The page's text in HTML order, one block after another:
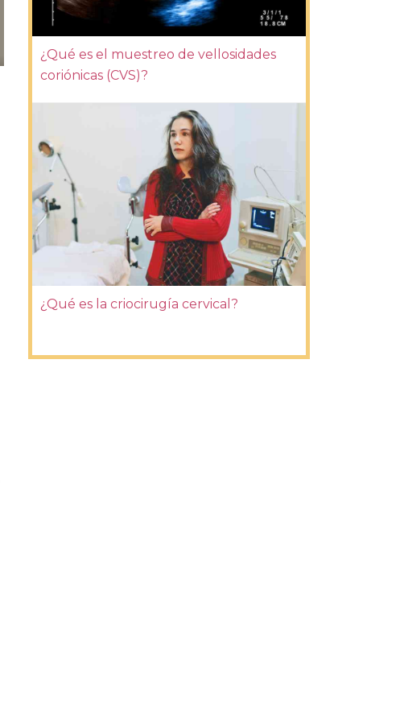
¿Qué es el muestreo de vellosidades
coriónicas (CVS)?
¿Qué es la criocirugía cervical?